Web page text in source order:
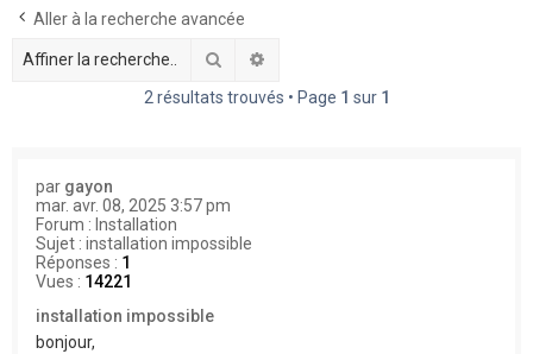
Aller à la recherche avancée
Rechercher
2 résultats trouvés • Page 1 sur 1
par gayon
mar. avr. 08, 2025 3:57 pm
Forum : Installation
Sujet : installation impossible
Réponses : 1
Vues : 14221
installation impossible
bonjour,